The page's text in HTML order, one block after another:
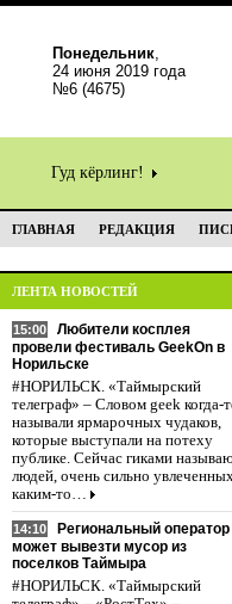
Понедельник,
24 июня 2019 года
№6 (4675)
Гуд кёрлинг!
ГЛАВНАЯ РЕДАКЦИЯ
ЛЕНТА НОВОСТЕЙ
15:00
Любители косплея
провели фестиваль GeekOn в
Норильске
#НОРИЛЬСК. «Таймырский
телеграф» – Словом geek когда-
называли ярмарочных чудаков,
которые выступали на потеху
публике. Сейчас гиками
людей, очень сильно
каким-то…
14:10
Региональный оператор
может вывезти мусор из
поселков Таймыра
#НОРИЛЬСК. «Таймырский